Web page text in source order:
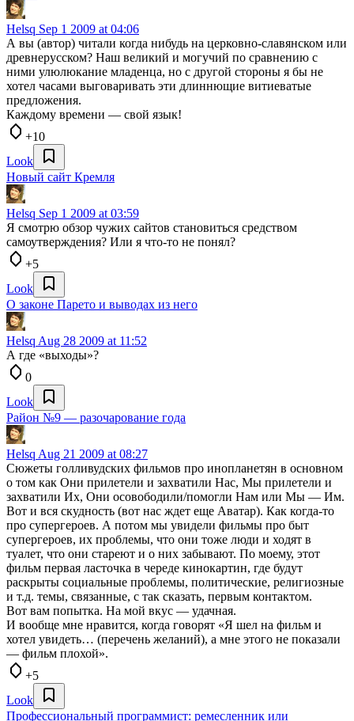
Helsq Sep 1 2009 at 04:06
А вы (автор) читали когда нибудь на церковно-славянском или
древнерусском? Наш великий и могучий по сравнению с
ними улюлюкание младенца, но с другой стороны я бы не
хотел часами выговаривать эти длиннющие витиеватые
предложения.
Каждому времени — свой язык!
+10
Look
Новый сайт Кремля
Helsq Sep 1 2009 at 03:59
Я смотрю обзор чужих сайтов становиться средством
самоутверждения? Или я что-то не понял?
+5
Look
О законе Парето и выводах из него
Helsq Aug 28 2009 at 11:52
А где «выходы»?
0
Look
Район №9 — разочарование года
Helsq Aug 21 2009 at 08:27
Сюжеты голливудских фильмов про инопланетян в основном
о том как Они прилетели и захватили Нас, Мы прилетели и
захватили Их, Они осовободили/помогли Нам или Мы — Им.
Вот и вся скудность (вот нас ждет еще Аватар). Как когда-то
про супергероев. А потом мы увидели фильмы про быт
супергероев, их проблемы, что они тоже люди и ходят в
туалет, что они стареют и о них забывают. По моему, этот
фильм первая ласточка в череде кинокартин, где будут
раскрыты социальные проблемы, политические, религиозные
и т.д. темы, связанные, с так сказать, первым контактом.
Вот вам попытка. На мой вкус — удачная.
И вообще мне нравится, когда говорят «Я шел на фильм и
хотел увидеть… (перечень желаний), а мне этого не показали
— фильм плохой».
+5
Look
Профессиональный программист: ремесленник или